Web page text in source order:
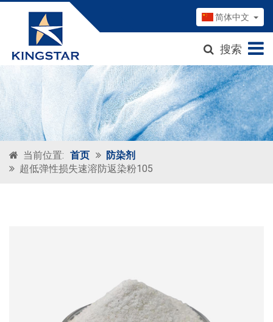
简体中文
搜索
当前位置: 首页
防染剂
超低弹性损失速溶防返染粉105